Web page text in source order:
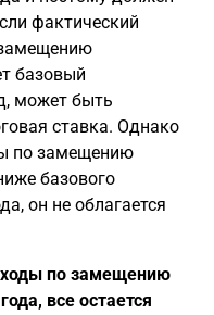
фактический
базовый
может быть
ставка. Однако
по замещению
базового
он не облагается
по замещению
все остается